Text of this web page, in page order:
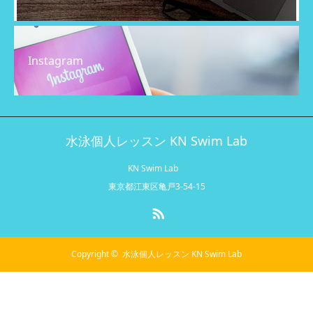
Instagram
水泳個人レッスン KN Swim Lab
KN Swim Lab
東京都江東区亀戸3-54-15
Copyright © 水泳個人レッスン KN Swim Lab